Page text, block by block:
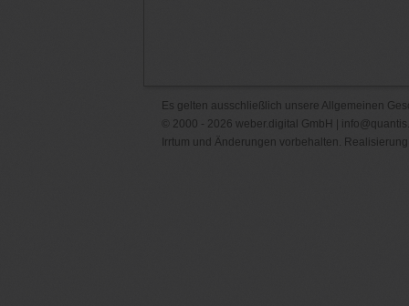
Es gelten ausschließlich unsereAllgemeinen
© 2000 - 2026 weber.digital GmbH |
Irrtum und Änderungen vorbehalten.